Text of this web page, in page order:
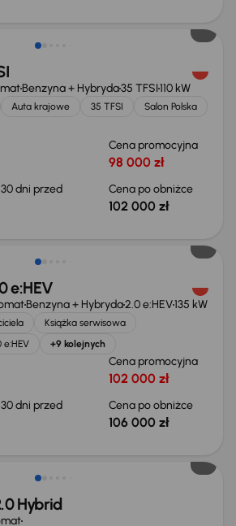
Benzyna + Hybryda35 TFSI110 kW
Auta krajowe 35 TFSI
Salon Polska
Cena promocyjna
98 000 zł
dni przed
Cena po obniżce
102 000 zł
e:HEV
Benzyna + Hybryda2.0 e:HEV135 kW
Książka serwisowa
e:HEV +9 kolejnych
Cena promocyjna
102 000 zł
dni przed
Cena po obniżce
106 000 zł
Hybrid